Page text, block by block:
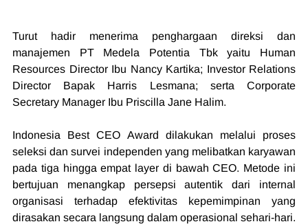
Turut hadir menerima penghargaan direksi dan
manajemen PT Medela Potentia Tbk yaitu Human
Resources Director Ibu Nancy Kartika; Investor Relations
Director Bapak Harris Lesmana; serta Corporate
Secretary Manager Ibu Priscilla Jane Halim.
Indonesia Best CEO Award dilakukan melalui proses
seleksi dan survei independen yang melibatkan karyawan
pada tiga hingga empat layer di bawah CEO. Metode ini
bertujuan menangkap persepsi autentik dari internal
organisasi terhadap efektivitas kepemimpinan yang
dirasakan secara langsung dalam operasional sehari-hari.